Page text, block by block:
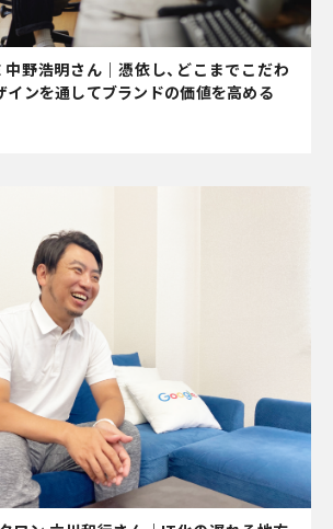
野浩明さん｜憑依し、どこまでこだわ
インを通してブランドの価値を高める